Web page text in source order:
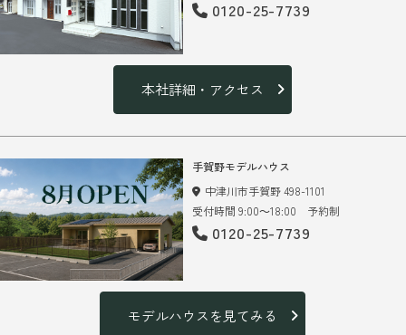
0120-25-7739
本社詳細・アクセス
手賀野モデルハウス
中津川市手賀野 498-1101
受付時間 9:00～18:00 予約制
0120-25-7739
モデルハウスを見てみる